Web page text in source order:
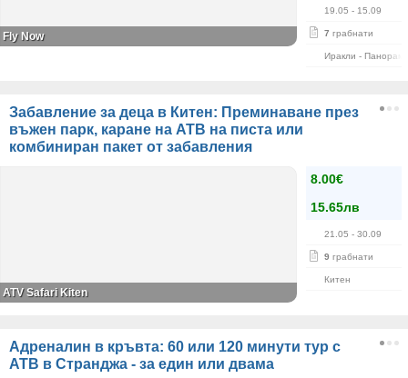
19.05 - 15.09
7 грабнати
Иракли -
Fly Now
Забавление за деца в Китен: Преминаване през
въжен парк, каране на АТВ на писта или
комбиниран пакет от забавления
8.00€
15.65лв
21.05 - 30.09
9 грабнати
Китен
ATV Safari Kiten
Адреналин в кръвта: 60 или 120 минути тур с
АТВ в Странджа - за един или двама